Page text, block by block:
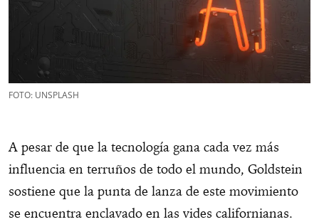
FOTO: UNSPLASH
A pesar de que la tecnología gana cada vez más
influencia en terruños de todo el mundo, Goldstein
sostiene que la punta de lanza de este movimiento
se encuentra enclavado en las vides californianas.